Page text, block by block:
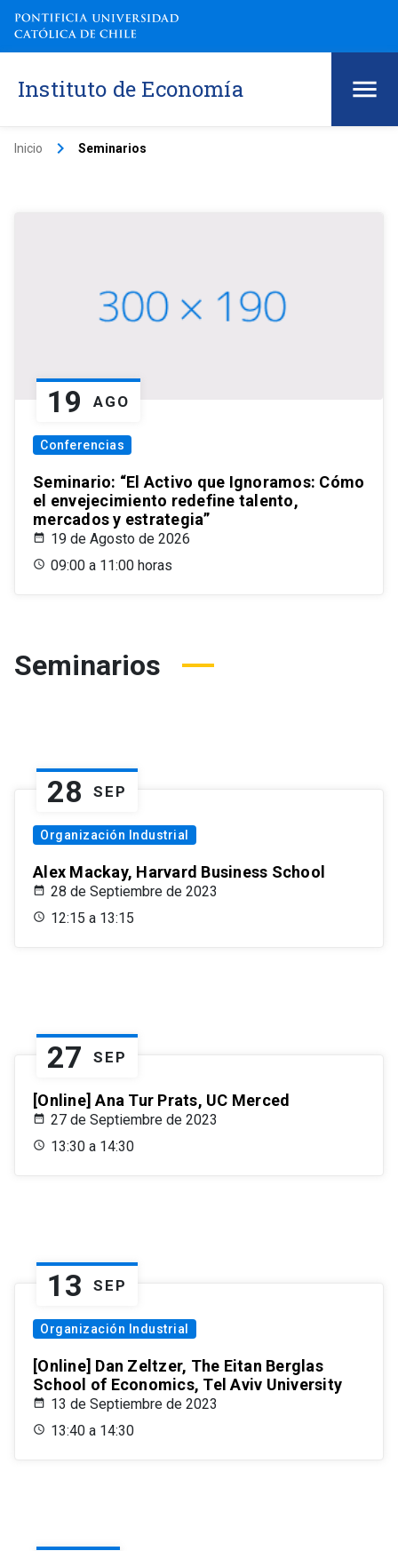
Instituto de Economía
Inicio keyboard_arrow_right Seminarios
19 AGO
Conferencias
Seminario: “El Activo que Ignoramos: Cómo
el envejecimiento redefine talento,
mercados y estrategia”
19 de Agosto de 2026
09:00 a 11:00 horas
Seminarios
28 SEP
Organización Industrial
Alex Mackay, Harvard Business School
28 de Septiembre de 2023
12:15 a 13:15
27 SEP
[Online] Ana Tur Prats, UC Merced
27 de Septiembre de 2023
13:30 a 14:30
13 SEP
Organización Industrial
[Online] Dan Zeltzer, The Eitan Berglas
School of Economics, Tel Aviv University
13 de Septiembre de 2023
13:40 a 14:30